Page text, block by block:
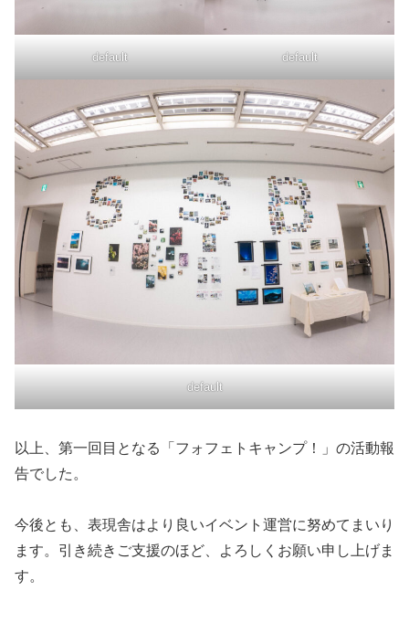
default default
default
以上、第一回目となる「フォフェトキャンプ！」の活動報
告でした。
今後とも、表現舎はより良いイベント運営に努めてまいり
ます。引き続きご支援のほど、よろしくお願い申し上げま
す。